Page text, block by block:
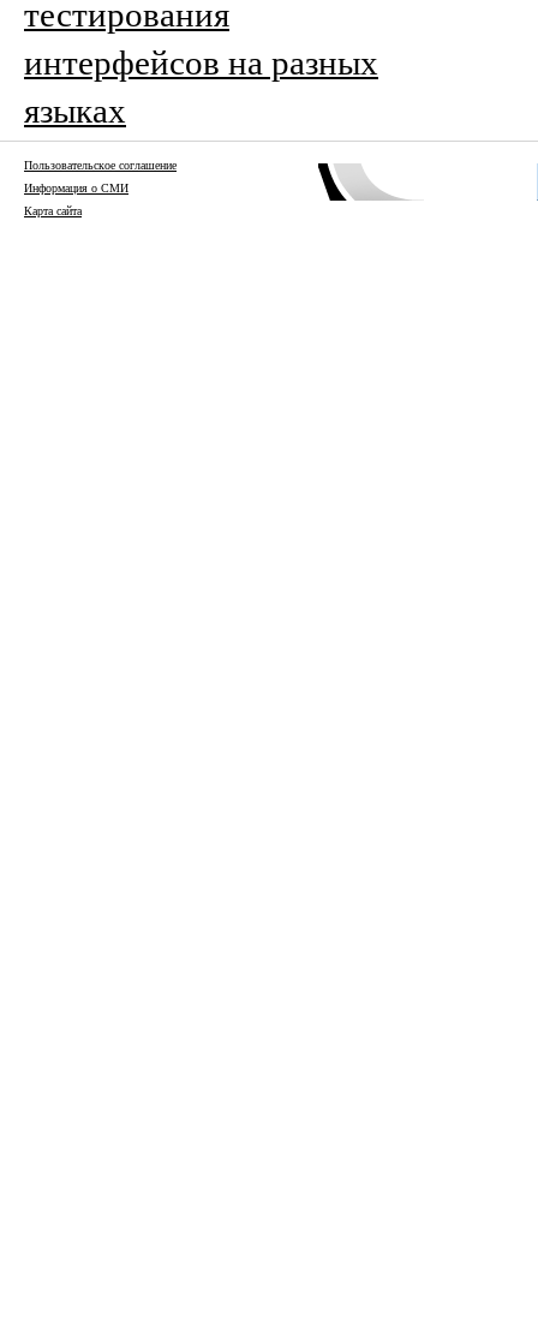
тестирования
интерфейсов на разных
языках
Пользовательское соглашение
Информация о СМИ
Карта сайта